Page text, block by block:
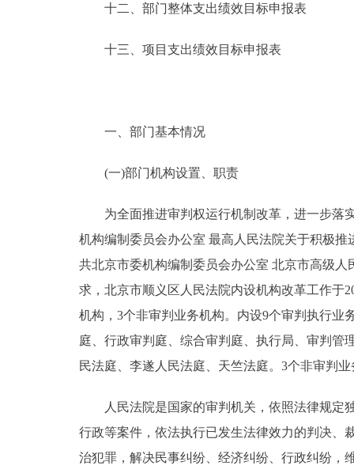
十二、部门整体支出绩效目标申报表
十三、项目支出绩效目标申报表
一、部门基本情况
(一)部门机构设置、职责
为全面推进审判权运行机制改革，进一步落实
机构编制委员会办公室 最高人民法院关于积极
共北京市委机构编制委员会办公室 北京市高级
求，北京市顺义区人民法院内设机构改革工作于
机构，3个非审判业务机构。内设9个审判执行业
庭、行政审判庭、综合审判庭、执行局、审判管
民法庭、李遂人民法庭、天竺法庭。3个非审判
人民法院是国家的审判机关，依照法律规定独
行政等案件，依法执行已发生法律效力的判决、
治犯罪，解决民事纠纷、经济纠纷、行政纠纷，